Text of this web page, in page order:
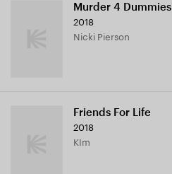
Murder 4 Dummies
2018
Nicki Pierson
Friends For Life
2018
KIm